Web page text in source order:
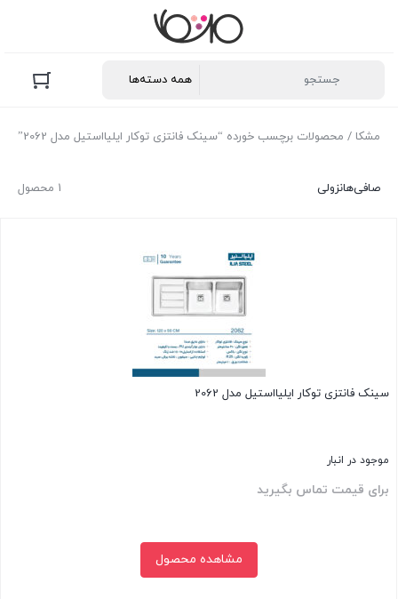
مشکا / محصولات برچسب خورده “سینک فانتزی توکار ایلیااستیل مدل 2062”
1 محصول صافی‌هانزولی
سینک فانتزی توکار ایلیااستیل مدل 2062
موجود در انبار
برای قیمت تماس بگیرید
مشاهده محصول